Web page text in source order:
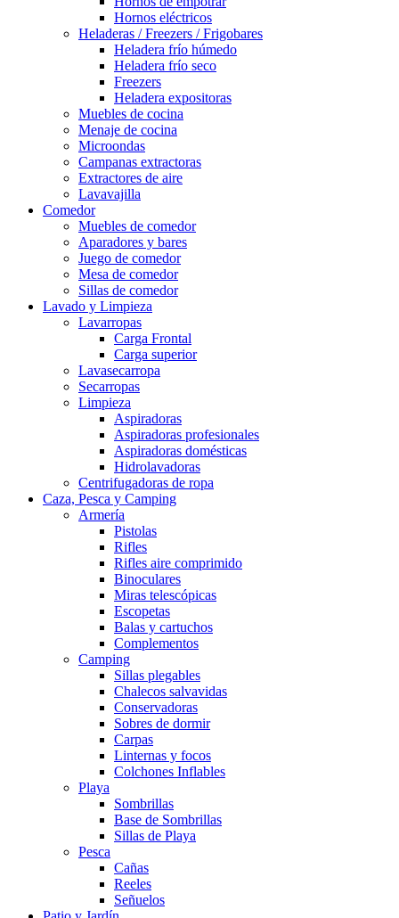
Hornos eléctricos
Heladeras / Freezers / Frigobares
Heladera frío húmedo
Heladera frío seco
Freezers
Heladera expositoras
Muebles de cocina
Menaje de cocina
Microondas
Campanas extractoras
Extractores de aire
Lavavajilla
Comedor
Muebles de comedor
Aparadores y bares
Juego de comedor
Mesa de comedor
Sillas de comedor
Lavado y Limpieza
Lavarropas
Carga Frontal
Carga superior
Lavasecarropa
Secarropas
Limpieza
Aspiradoras
Aspiradoras profesionales
Aspiradoras domésticas
Hidrolavadoras
Centrifugadoras de ropa
Caza, Pesca y Camping
Armería
Pistolas
Rifles
Rifles aire comprimido
Binoculares
Miras telescópicas
Escopetas
Balas y cartuchos
Complementos
Camping
Sillas plegables
Chalecos salvavidas
Conservadoras
Sobres de dormir
Carpas
Linternas y focos
Colchones Inflables
Playa
Sombrillas
Base de Sombrillas
Sillas de Playa
Pesca
Cañas
Reeles
Señuelos